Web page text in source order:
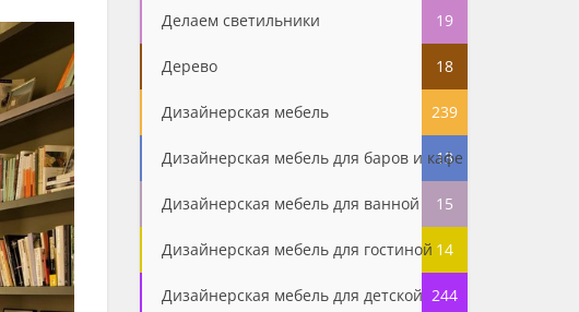
Делаем светильники 19
Дерево 18
Дизайнерская мебель 239
Дизайнерская мебель для баров и кафе
13
Дизайнерская мебель для ванной 15
Дизайнерская мебель для гостиной 14
Дизайнерская мебель для детской 244